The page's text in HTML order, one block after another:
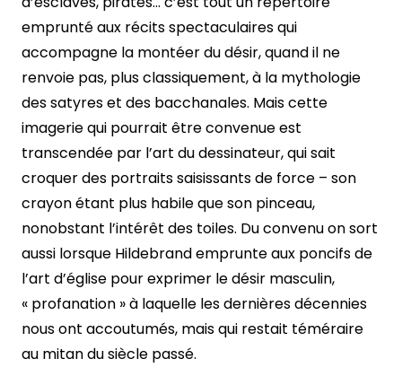
emprunté aux récits spectaculaires qui
accompagne la montéer du désir, quand il ne
renvoie pas, plus classiquement, à la mythologie
des satyres et des bacchanales. Mais cette
imagerie qui pourrait être convenue est
transcendée par l’art du dessinateur, qui sait
croquer des portraits saisissants de force – son
crayon étant plus habile que son pinceau,
nonobstant l’intérêt des toiles. Du convenu on sort
aussi lorsque Hildebrand emprunte aux poncifs de
l’art d’église pour exprimer le désir masculin,
« profanation » à laquelle les dernières décennies
nous ont accoutumés, mais qui restait téméraire
au mitan du siècle passé.